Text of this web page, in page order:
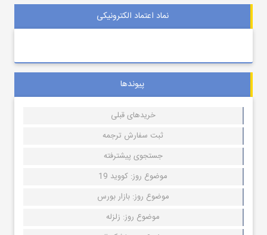
نماد اعتماد الکترونیکی
پیوندها
خریدهای قبلی
ثبت سفارش ترجمه
جستجوی پیشترفته
موضوع روز: کووید 19
موضوع روز: بازار بورس
موضوع روز: زلزله